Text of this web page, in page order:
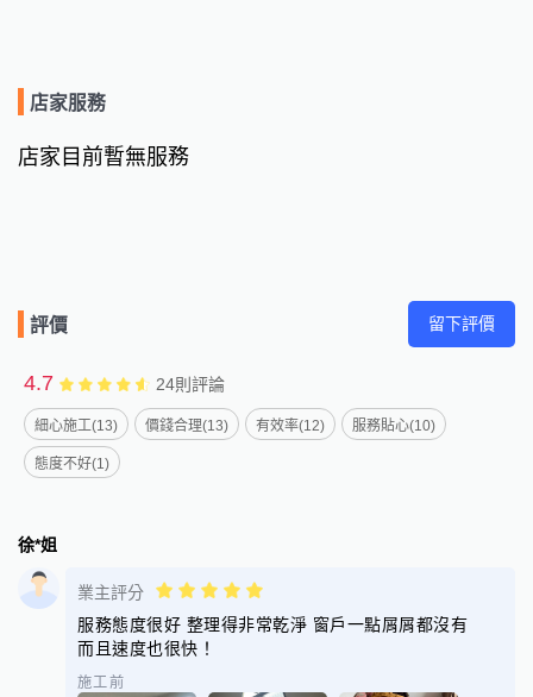
店家服務
店家目前暫無服務
評價 留下評價
4.7 24則評論
細心施工(13) 價錢合理(13) 有效率(12) 服務貼心(10)
態度不好(1)
徐*姐
業主評分
服務態度很好 整理得非常乾淨 窗戶一點屑屑都沒有
而且速度也很快！
施工前